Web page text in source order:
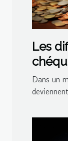
Les
Dans un